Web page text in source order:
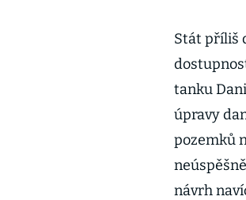
Stát příliš
tanku
úpravy
pozemků
návrh